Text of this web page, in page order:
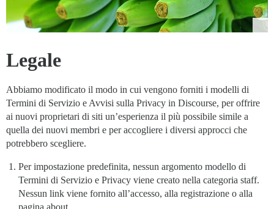
Legale
Abbiamo modificato il modo in cui vengono forniti i modelli di
Termini di Servizio e Avvisi sulla Privacy in Discourse, per offrire
ai nuovi proprietari di siti un’esperienza il più possibile simile a
quella dei nuovi membri e per accogliere i diversi approcci che
potrebbero scegliere.
Per impostazione predefinita, nessun argomento modello di
Termini di Servizio e Privacy viene creato nella categoria staff.
Nessun link viene fornito all’accesso, alla registrazione o alla
pagina about.